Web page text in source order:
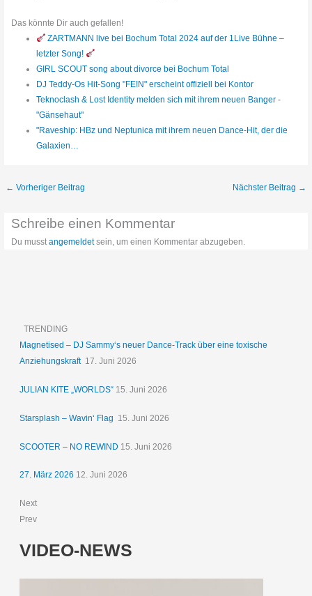
Das könnte Dir auch gefallen!
ZARTMANN live bei Bochum Total 2024 auf der 1Live Bühne –
letzter Song!
GIRL SCOUT song about divorce bei Bochum Total
DJ Teddy-Os Hit-Song "FE!N" erscheint offiziell bei Kontor
Teknoclash & Lost Identity melden sich mit ihrem neuen Banger -
"Gänsehaut"
"Raveship: HBz und Neptunica mit ihrem neuen Dance-Hit, der die
Galaxien…
← Vorheriger Beitrag Nächster Beitrag →
Schreibe einen Kommentar
Du musstangemeldetsein, um einen Kommentar abzugeben.
TRENDING
Magnetised – DJ Sammy‘s neuer Dance-Track über eine toxische
Anziehungskraft 17. Juni 2026
JULIAN KITE „WORLDS“ 15. Juni 2026
Starsplash – Wavin‘ Flag 15. Juni 2026
SCOOTER – NO REWIND 15. Juni 2026
27. März 2026 12. Juni 2026
Next
Prev
VIDEO-NEWS